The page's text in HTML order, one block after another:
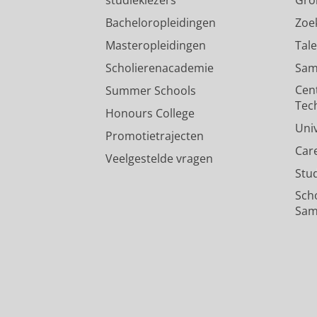
Bacheloropleidingen
Masteropleidingen
Scholierenacademie
Summer Schools
Honours College
Promotietrajecten
Veelgestelde vragen